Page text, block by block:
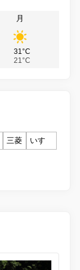
月
31°C
21°C
三菱
いすゞ